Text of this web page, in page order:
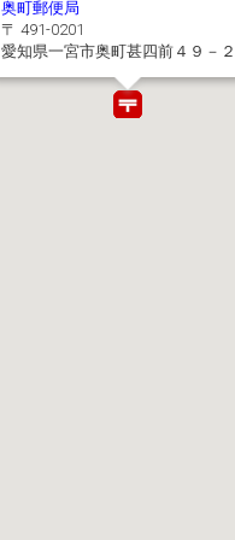
奥町郵便局
〒 491-0201
愛知県一宮市奥町甚四前４９－２